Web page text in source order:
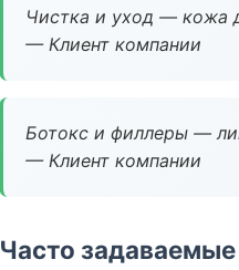
Чистка и уход — кожа
— Клиент компании
Ботокс и филлеры —
— Клиент компании
Часто